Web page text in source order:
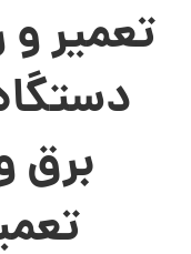
تعمیر و
برق